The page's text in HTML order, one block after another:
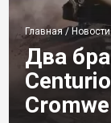
Главная/ Новости
Два